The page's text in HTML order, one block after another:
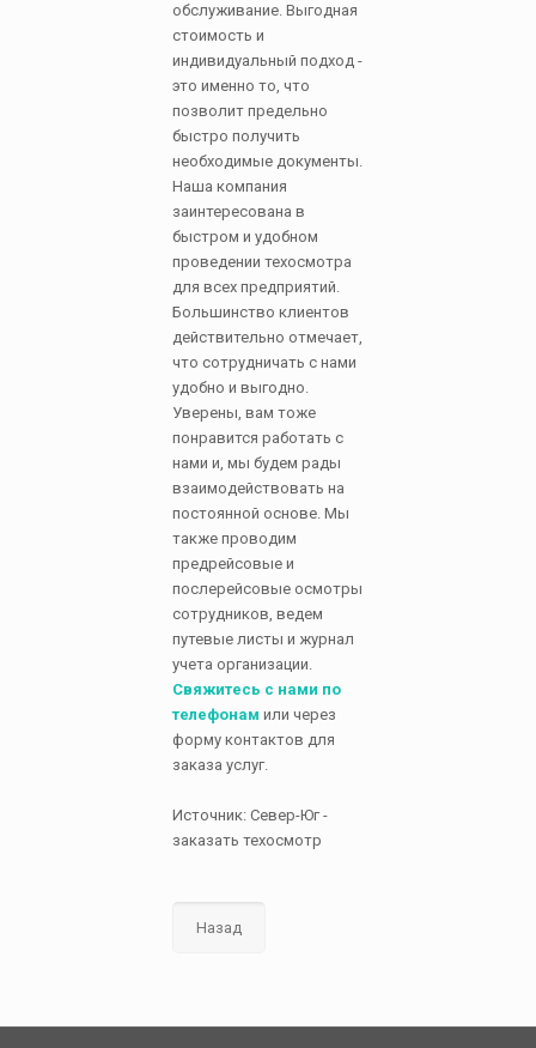
обслуживание. Выгодная
стоимость и
индивидуальный подход -
это именно то, что
позволит предельно
быстро получить
необходимые документы.
Наша компания
заинтересована в
быстром и удобном
проведении техосмотра
для всех предприятий.
Большинство клиентов
действительно отмечает,
что сотрудничать с нами
удобно и выгодно.
Уверены, вам тоже
понравится работать с
нами и, мы будем рады
взаимодействовать на
постоянной основе. Мы
также проводим
предрейсовые и
послерейсовые осмотры
сотрудников, ведем
путевые листы и журнал
учета организации.
Свяжитесь с нами по
телефонам или через
форму контактов для
заказа услуг.
Источник: Север-Юг -
заказать техосмотр
Назад